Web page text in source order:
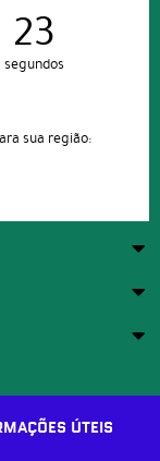
23
segundos
sua região:
ÚTEIS